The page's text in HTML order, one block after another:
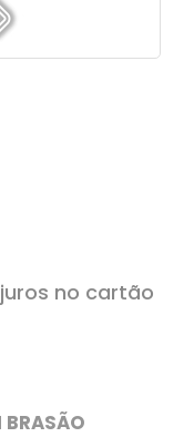
no cartão
BRASÃO